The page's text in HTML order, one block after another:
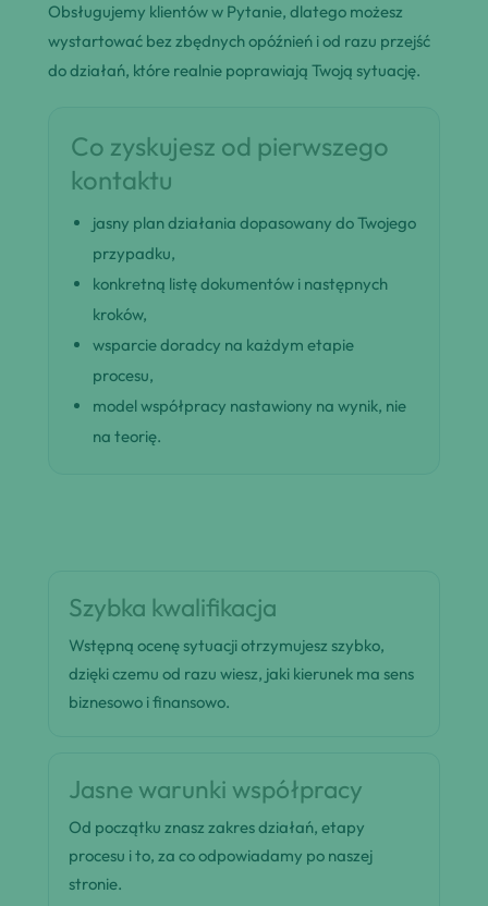
Obsługujemy klientów w Pytanie, dlatego możesz
wystartować bez zbędnych opóźnień i od razu przejść
do działań, które realnie poprawiają Twoją sytuację.
Co zyskujesz od pierwszego
kontaktu
jasny plan działania dopasowany do Twojego
przypadku,
konkretną listę dokumentów i następnych
kroków,
wsparcie doradcy na każdym etapie
procesu,
model współpracy nastawiony na wynik, nie
na teorię.
Szybka kwalifikacja
Wstępną ocenę sytuacji otrzymujesz szybko,
dzięki czemu od razu wiesz, jaki kierunek ma sens
biznesowo i finansowo.
Jasne warunki współpracy
Od początku znasz zakres działań, etapy
procesu i to, za co odpowiadamy po naszej
stronie.